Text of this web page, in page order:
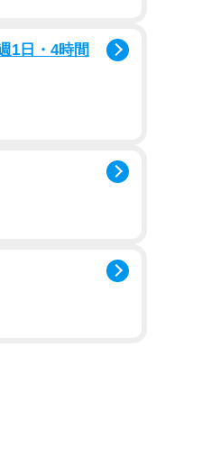
で生じた伝承を学ん
、自然の美に触れ
かめ、余部町の曽我
1日・4時間